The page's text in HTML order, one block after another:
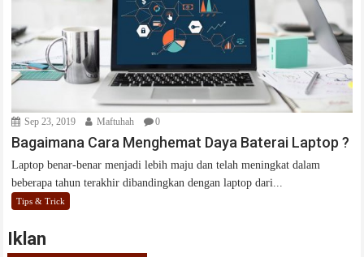
Sep 23, 2019 Maftuhah 0
Bagaimana Cara Menghemat Daya Baterai Laptop ?
Laptop benar-benar menjadi lebih maju dan telah meningkat dalam
beberapa tahun terakhir dibandingkan dengan laptop dari...
Tips & Trick
Iklan